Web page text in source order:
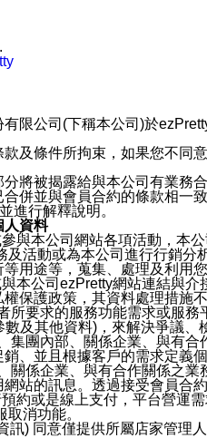
限公司(下稱本公司)於
及條件所拘束，如果您不同
將被揭露給與本公司有業
併並與會員合約的條款相一
進行解釋說明。
人資料
與本公司網站各項活動，本
及活動或為本公司進行行銷
用途等，蒐集、處理及利用您
本公司ezPretty網站連結與
保護政策，其資料處理措
所要求的服務功能需求或服
及其他資料)，來解決爭議
集團內部、關係企業、與有
、並且根據客戶的需求定
關係企業、與有合作關係之
站的訊息。透過接受會員
約或是線上支付，平台營運
消功能。
訊) 同意僅提供所屬店家管